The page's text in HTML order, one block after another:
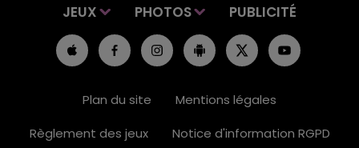
JEUX
PHOTOS PUBLICITÉ
Plan du site
Mentions légales
Règlement des jeux
Notice d'information RGPD